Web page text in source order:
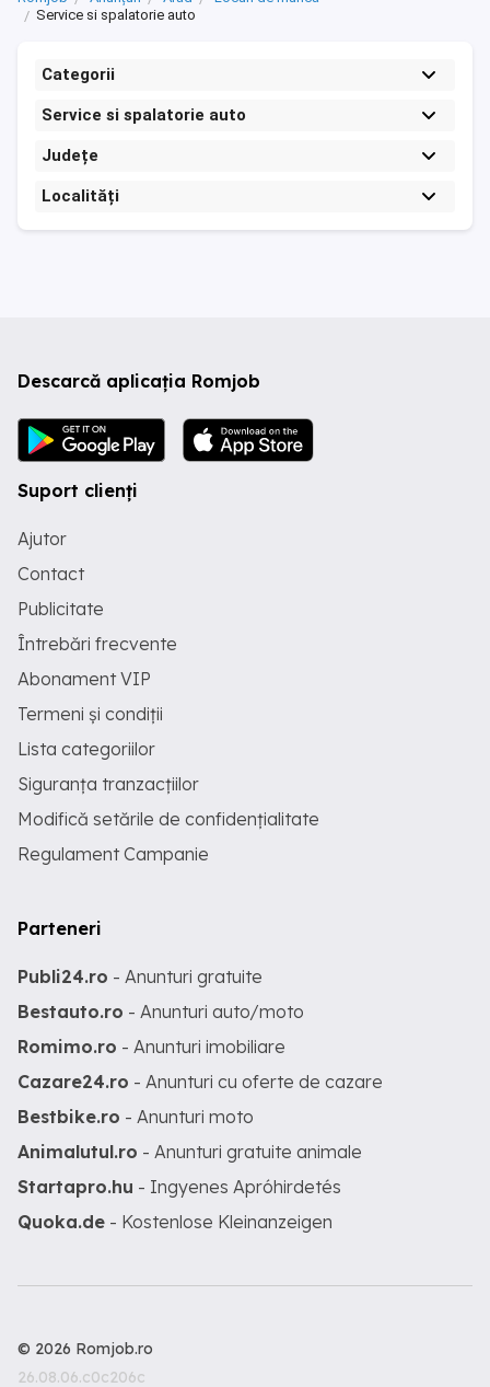
Service si spalatorie auto
Categorii
Service si spalatorie auto
Județe
Localități
Descarcă aplicația Romjob
Suport clienți
Ajutor
Contact
Publicitate
Întrebări frecvente
Abonament VIP
Termeni și condiții
Lista categoriilor
Siguranța tranzacțiilor
Modifică setările de confidențialitate
Regulament Campanie
Parteneri
Publi24.ro - Anunturi gratuite
Bestauto.ro - Anunturi auto/moto
Romimo.ro - Anunturi imobiliare
Cazare24.ro - Anunturi cu oferte de cazare
Bestbike.ro - Anunturi moto
Animalutul.ro - Anunturi gratuite animale
Startapro.hu - Ingyenes Apróhirdetés
Quoka.de - Kostenlose Kleinanzeigen
© 2026 Romjob.ro
26.08.06.c0c206c